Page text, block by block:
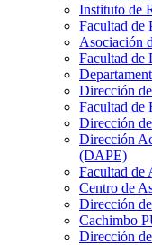
Instituto de
Facultad de
Asociación
Facultad de
Dirección
Facultad de
Dirección
Dirección
(DAPE)
Facultad de
Centro de
Dirección
Cachimbo
Dirección